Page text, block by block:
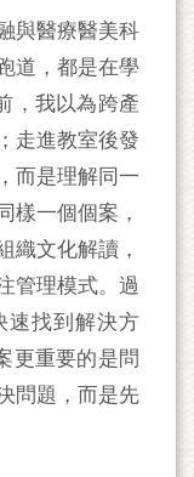
與醫療醫美科
道，都是在學
，我以為跨產
走進教室後發
而是理解同一
樣一個個案，
織文化解讀，
管理模式。過
速找到解決方
更重要的是問
問題，而是先